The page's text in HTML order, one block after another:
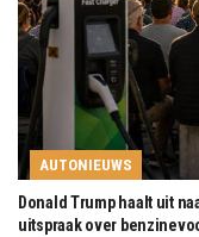
AUTONIEUWS
Donald Trump haalt uit
uitspraak over